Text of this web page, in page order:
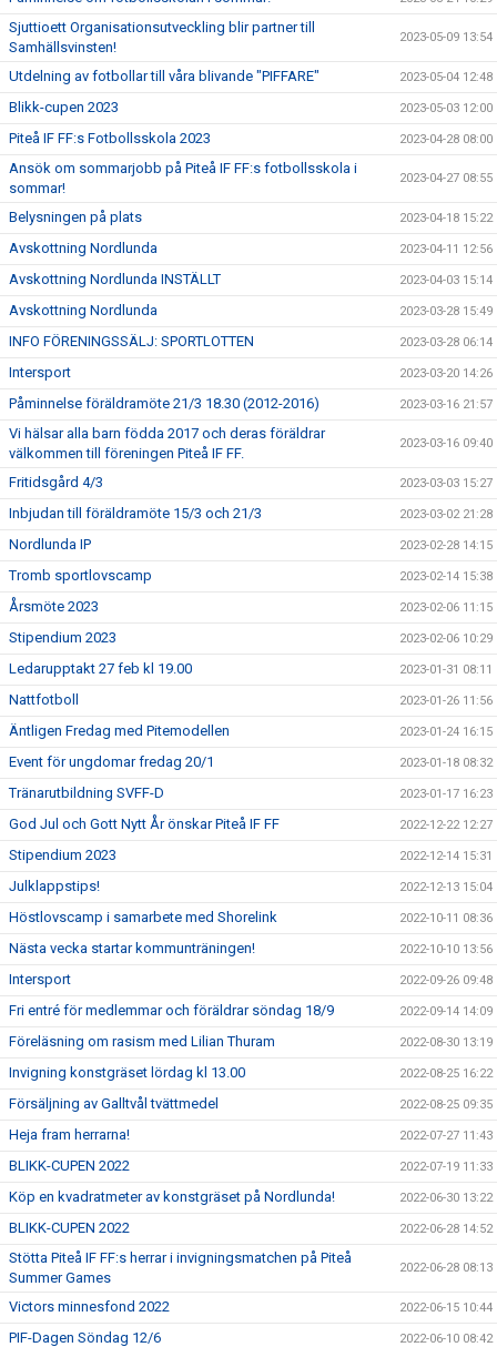
Sjuttioett Organisationsutveckling blir partner till
Samhällsvinsten!
2023-05-09 13:54
Utdelning av fotbollar till våra blivande "PIFFARE" 2023-05-04 12:48
Blikk-cupen 2023 2023-05-03 12:00
Piteå IF FF:s Fotbollsskola 2023 2023-04-28 08:00
Ansök om sommarjobb på Piteå IF FF:s fotbollsskola i
sommar!
2023-04-27 08:55
Belysningen på plats 2023-04-18 15:22
Avskottning Nordlunda 2023-04-11 12:56
Avskottning Nordlunda INSTÄLLT 2023-04-03 15:14
Avskottning Nordlunda 2023-03-28 15:49
INFO FÖRENINGSSÄLJ: SPORTLOTTEN 2023-03-28 06:14
Intersport 2023-03-20 14:26
Påminnelse föräldramöte 21/3 18.30 (2012-2016) 2023-03-16 21:57
Vi hälsar alla barn födda 2017 och deras föräldrar
välkommen till föreningen Piteå IF FF.
2023-03-16 09:40
Fritidsgård 4/3 2023-03-03 15:27
Inbjudan till föräldramöte 15/3 och 21/3 2023-03-02 21:28
Nordlunda IP 2023-02-28 14:15
Tromb sportlovscamp 2023-02-14 15:38
Årsmöte 2023 2023-02-06 11:15
Stipendium 2023 2023-02-06 10:29
Ledarupptakt 27 feb kl 19.00 2023-01-31 08:11
Nattfotboll 2023-01-26 11:56
Äntligen Fredag med Pitemodellen 2023-01-24 16:15
Event för ungdomar fredag 20/1 2023-01-18 08:32
Tränarutbildning SVFF-D 2023-01-17 16:23
God Jul och Gott Nytt År önskar Piteå IF FF 2022-12-22 12:27
Stipendium 2023 2022-12-14 15:31
Julklappstips! 2022-12-13 15:04
Höstlovscamp i samarbete med Shorelink 2022-10-11 08:36
Nästa vecka startar kommunträningen! 2022-10-10 13:56
Intersport 2022-09-26 09:48
Fri entré för medlemmar och föräldrar söndag 18/9 2022-09-14 14:09
Föreläsning om rasism med Lilian Thuram 2022-08-30 13:19
Invigning konstgräset lördag kl 13.00 2022-08-25 16:22
Försäljning av Galltvål tvättmedel 2022-08-25 09:35
Heja fram herrarna! 2022-07-27 11:43
BLIKK-CUPEN 2022 2022-07-19 11:33
Köp en kvadratmeter av konstgräset på Nordlunda! 2022-06-30 13:22
BLIKK-CUPEN 2022 2022-06-28 14:52
Stötta Piteå IF FF:s herrar i invigningsmatchen på Piteå
Summer Games
2022-06-28 08:13
Victors minnesfond 2022 2022-06-15 10:44
PIF-Dagen Söndag 12/6 2022-06-10 08:42